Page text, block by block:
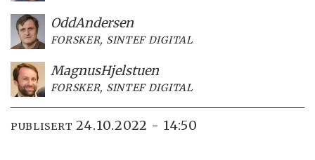
OddAndersen
FORSKER, SINTEF DIGITAL
MagnusHjelstuen
FORSKER, SINTEF DIGITAL
PUBLISERT 24.10.2022 - 14:50